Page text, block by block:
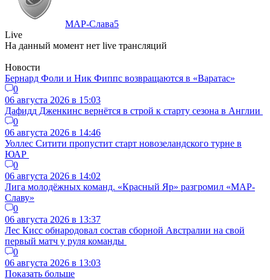
МАР-Слава5
Live
На данный момент нет live трансляций
Новости
Бернард Фоли и Ник Фиппс возвращаются в «Варатас»
0
06 августа 2026 в 15:03
Дафидд Дженкинс вернётся в строй к старту сезона в Англии
0
06 августа 2026 в 14:46
Уоллес Ситити пропустит старт новозеландского турне в
ЮАР
0
06 августа 2026 в 14:02
Лига молодёжных команд. «Красный Яр» разгромил «МАР-
Славу»
0
06 августа 2026 в 13:37
Лес Кисс обнародовал состав сборной Австралии на свой
первый матч у руля команды
0
06 августа 2026 в 13:03
Показать больше